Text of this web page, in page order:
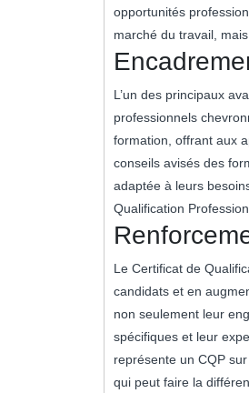
opportunités
marché du travail,
L’un des principaux
professionnels
formation, offrant aux
conseils avisés des
adaptée à leurs
Qualification
Le Certificat de
candidats et en
non seulement leur
spécifiques et leur
représente un CQP
qui peut faire la